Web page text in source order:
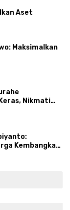
Aset
Maksimalkan
Nikmati
Kembangkan